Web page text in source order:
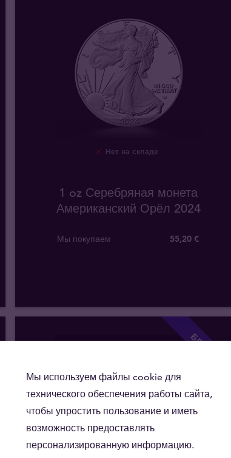
Нет на складе
1 oz Серебряная монета
Американский Орёл 2024
Мы покупаем 55,20 €
БЕЗ НСО!
Мы используем файлы cookie для
технического обеспечения работы сайта,
чтобы упростить пользование и иметь
возможность предоставлять
персонализированную информацию.